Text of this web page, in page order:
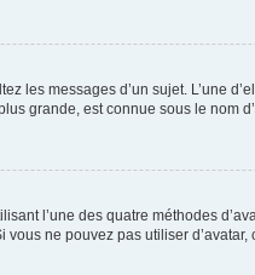
les messages d’un sujet. L’une
grande, est connue sous le nom
l’une des quatre méthodes
ne pouvez pas utiliser